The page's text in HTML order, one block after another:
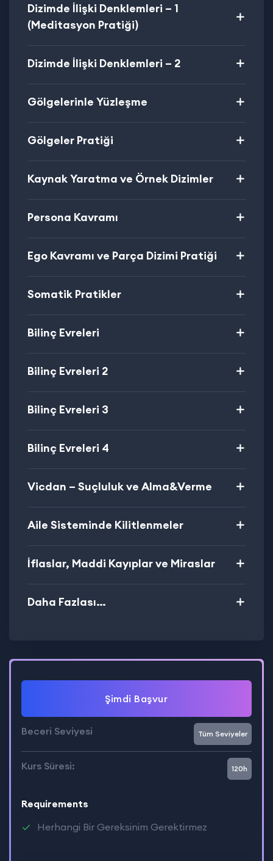
Dizimde İlişki Denklemleri – 1
(Meditasyon Pratiği)
Dizimde İlişki Denklemleri – 2
Gölgelerinle Yüzleşme
Gölgeler Pratiği
Kaynak Yaratma ve Örnek Dizimler
Persona Kavramı
Ego Kavramı ve Parça Dizimi Pratiği
Somatik Pratikler
Bilinç Evreleri
Bilinç Evreleri 2
Bilinç Evreleri 3
Bilinç Evreleri 4
Vicdan – Suçluluk ve Alma&Verme
Aile Sisteminde Kilitlenmeler
İflaslar, Maddi Kayıplar ve Miraslar
Daha Fazlası…
Şimdi Başvur
Beceri Seviyesi Tüm Seviyeler
Kurs Süresi: 120h
Requirements
Herhangi Bir Gereksinim Gerektirmez